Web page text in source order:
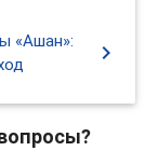
«Ашан»:
chevron_right